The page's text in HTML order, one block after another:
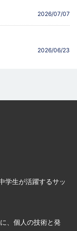
2026/07/07
2026/06/23
学生が活躍するサッ
、個人の技術と発